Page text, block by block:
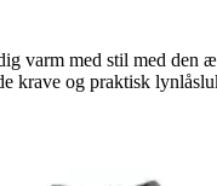
varm med stil med den
krave og praktisk